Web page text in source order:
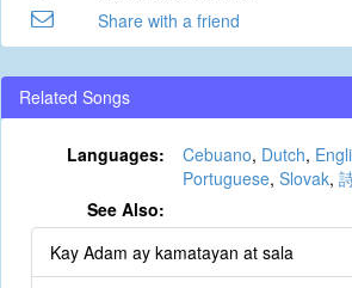
Share with a friend
Related Songs
Languages: Cebuano, Dutch,
Portuguese, Slovak,
See Also:
Kay Adam ay kamatayan at sala